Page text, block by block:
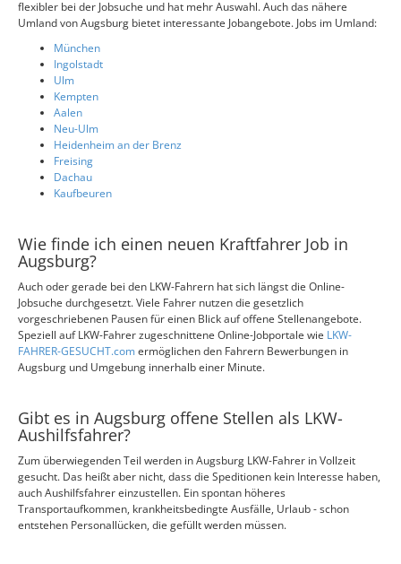
flexibler bei der Jobsuche und hat mehr Auswahl. Auch das nähere
Umland von Augsburg bietet interessante Jobangebote. Jobs im Umland:
München
Ingolstadt
Ulm
Kempten
Aalen
Neu-Ulm
Heidenheim an der Brenz
Freising
Dachau
Kaufbeuren
Wie finde ich einen neuen Kraftfahrer Job in
Augsburg?
Auch oder gerade bei den LKW-Fahrern hat sich längst die Online-
Jobsuche durchgesetzt. Viele Fahrer nutzen die gesetzlich
vorgeschriebenen Pausen für einen Blick auf offene Stellenangebote.
Speziell auf LKW-Fahrer zugeschnittene Online-Jobportale wie LKW-
FAHRER-GESUCHT.comermöglichen den Fahrern Bewerbungen in
Augsburg und Umgebung innerhalb einer Minute.
Gibt es in Augsburg offene Stellen als LKW-
Aushilfsfahrer?
Zum überwiegenden Teil werden in Augsburg LKW-Fahrer in Vollzeit
gesucht. Das heißt aber nicht, dass die Speditionen kein Interesse haben,
auch Aushilfsfahrer einzustellen. Ein spontan höheres
Transportaufkommen, krankheitsbedingte Ausfälle, Urlaub - schon
entstehen Personallücken, die gefüllt werden müssen.